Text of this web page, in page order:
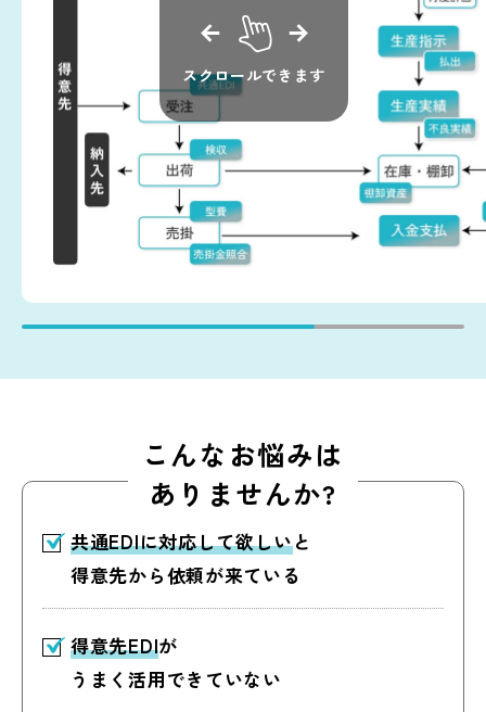
スクロールできます
こんなお悩みは
ありませんか?
共通EDIに対応して欲しいと
得意先から依頼が来ている
得意先EDIが
うまく活用できていない